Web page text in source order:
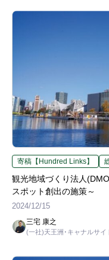
寄稿【Hundred Links】
観光地域づくり法人
スポット創出の施策～
2024/12/15
三宅 康之
(一社)天王洲･キャナルサイ